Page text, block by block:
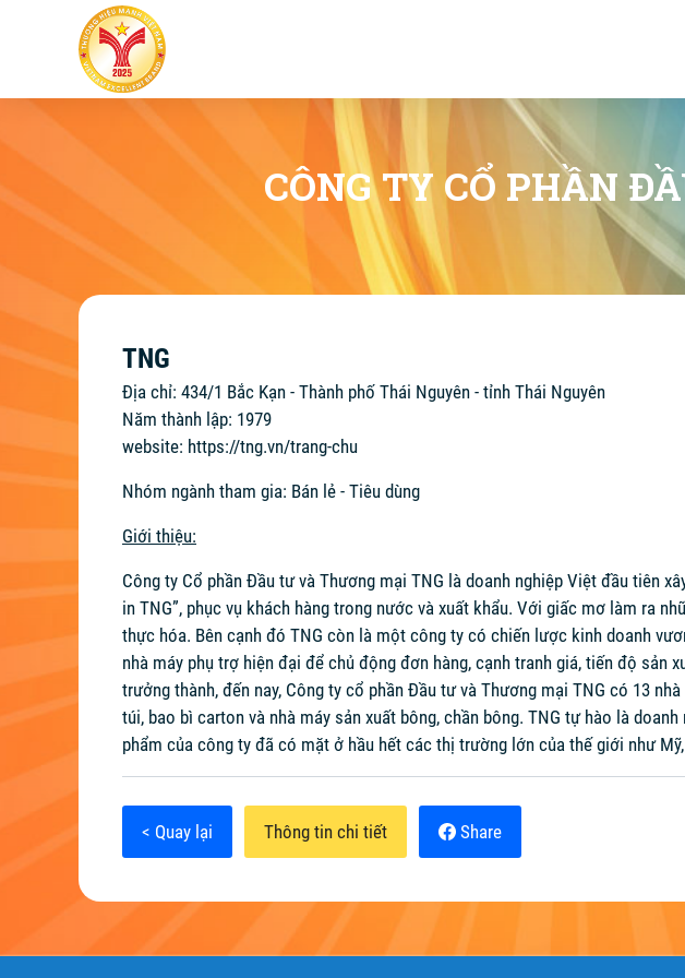
CÔNG TY CỔ PHẦN
TNG
Địa chỉ: 434/1 Bắc Kạn - Thành phố Thái Nguyên - tỉnh Thái Nguyên
Năm thành lập: 1979
website: https://tng.vn/trang-chu
Nhóm ngành tham gia: Bán lẻ - Tiêu dùng
Giới thiệu:
Công ty Cổ phần Đầu tư và Thương mại TNG là doanh nghiệp Việt đầu tiên
in TNG”, phục vụ khách hàng trong nước và xuất khẩu. Với giấc mơ làm ra
thực hóa. Bên cạnh đó TNG còn là một công ty có chiến lược kinh doanh
nhà máy phụ trợ hiện đại để chủ động đơn hàng, cạnh tranh giá, tiến độ sản
trưởng thành, đến nay, Công ty cổ phần Đầu tư và Thương mại TNG có 13
túi, bao bì carton và nhà máy sản xuất bông, chần bông. TNG tự hào là
phẩm của công ty đã có mặt ở hầu hết các thị trường lớn của thế giới như Mỹ,
< Quay lại Thông tin chi tiết Share